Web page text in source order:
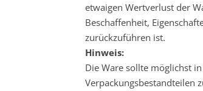
etwaigen Wertverlust der
Beschaffenheit,
zurückzuführen ist.
Hinweis:
Die Ware sollte möglichst
Verpackungsbestandteilen